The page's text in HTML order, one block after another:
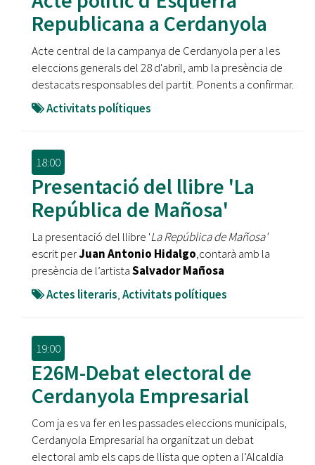
Republicana a Cerdanyola
Acte central de la campanya de Cerdanyola per a les
eleccions generals del 28 d'abril, amb la presència de
destacats responsables del partit. Ponents a confirmar.
Activitats polítiques
18:00
Presentació del llibre 'La
República de Mañosa'
La presentació del llibre 'La República de Mañosa'
escrit perJuan Antonio Hidalgo,contarà amb la
presència de l’artistaSalvador Mañosa
Actes literaris,Activitats polítiques
19:00
E26M-Debat electoral de
Cerdanyola Empresarial
Com ja es va fer en les passades eleccions municipals,
Cerdanyola Empresarial ha organitzat un debat
electoral amb els caps de llista que opten a l’Alcaldia